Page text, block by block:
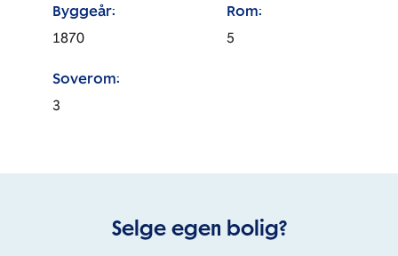
Byggeår:
1870
Rom:
5
Soverom:
3
Selge egen bolig?